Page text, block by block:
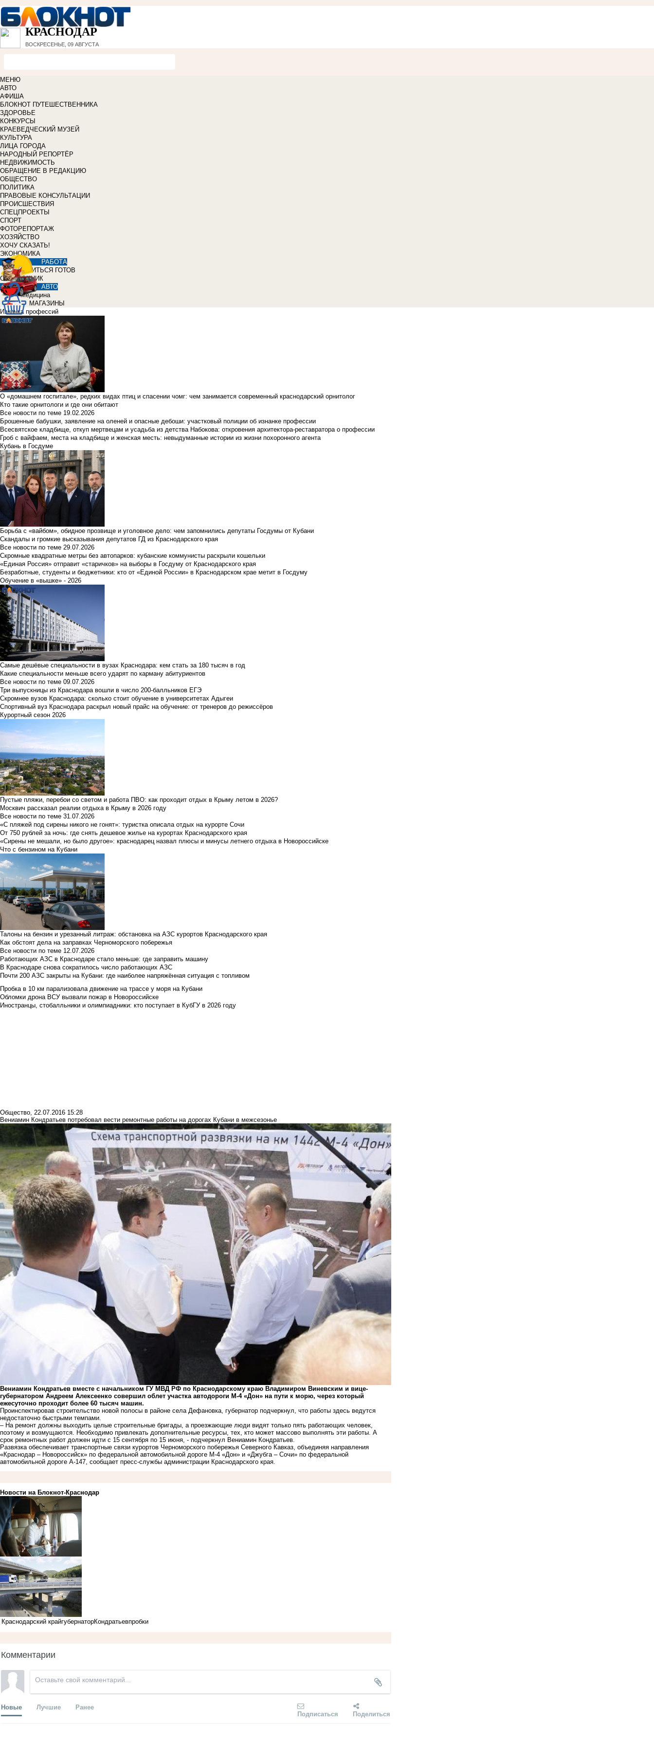
КРАСНОДАР
ВОСКРЕСЕНЬЕ, 09 АВГУСТА
МЕНЮ
АВТО
АФИША
БЛОКНОТ ПУТЕШЕСТВЕННИКА
ЗДОРОВЬЕ
КОНКУРСЫ
КРАЕВЕДЧЕСКИЙ МУЗЕЙ
КУЛЬТУРА
ЛИЦА ГОРОДА
НАРОДНЫЙ РЕПОРТЁР
НЕДВИЖИМОСТЬ
ОБРАЩЕНИЕ В РЕДАКЦИЮ
ОБЩЕСТВО
ПОЛИТИКА
ПРАВОВЫЕ КОНСУЛЬТАЦИИ
ПРОИСШЕСТВИЯ
СПЕЦПРОЕКТЫ
СПОРТ
ФОТОРЕПОРТАЖ
ХОЗЯЙСТВО
ХОЧУ СКАЗАТЬ!
ЭКОНОМИКА
РАБОТА
УЧИТЬСЯ ГОТОВ
СПРАВОЧНИК
АВТО
Медицина
МАГАЗИНЫ
Изнанка профессий
О «домашнем госпитале», редких видах птиц и спасении чомг: чем занимается современный краснодарский орнитолог
Кто такие орнитологи и где они обитают
Все новости по теме 19.02.2026
Брошенные бабушки, заявление на оленей и опасные дебоши: участковый полиции об изнанке профессии
Всесвятское кладбище, откуп мертвецам и усадьба из детства Набокова: откровения архитектора-реставратора о профессии
Гроб с вайфаем, места на кладбище и женская месть: невыдуманные истории из жизни похоронного агента
Кубань в Госдуме
Борьба с «вайбом», обидное прозвище и уголовное дело: чем запомнились депутаты Госдумы от Кубани
Скандалы и громкие высказывания депутатов ГД из Краснодарского края
Все новости по теме 29.07.2026
Скромные квадратные метры без автопарков: кубанские коммунисты раскрыли кошельки
«Единая Россия» отправит «старичков» на выборы в Госдуму от Краснодарского края
Безработные, студенты и бюджетники: кто от «Единой России» в Краснодарском крае метит в Госдуму
Обучение в «вышке» - 2026
Самые дешёвые специальности в вузах Краснодара: кем стать за 180 тысяч в год
Какие специальности меньше всего ударят по карману абитуриентов
Все новости по теме 09.07.2026
Три выпускницы из Краснодара вошли в число 200-балльников ЕГЭ
Скромнее вузов Краснодара: сколько стоит обучение в университетах Адыгеи
Спортивный вуз Краснодара раскрыл новый прайс на обучение: от тренеров до режиссёров
Курортный сезон 2026
Пустые пляжи, перебои со светом и работа ПВО: как проходит отдых в Крыму летом в 2026?
Москвич рассказал реалии отдыха в Крыму в 2026 году
Все новости по теме 31.07.2026
«С пляжей под сирены никого не гонят»: туристка описала отдых на курорте Сочи
От 750 рублей за ночь: где снять дешевое жилье на курортах Краснодарского края
«Сирены не мешали, но было другое»: краснодарец назвал плюсы и минусы летнего отдыха в Новороссийске
Что с бензином на Кубани
Талоны на бензин и урезанный литраж: обстановка на АЗС курортов Краснодарского края
Как обстоят дела на заправках Черноморского побережья
Все новости по теме 12.07.2026
Работающих АЗС в Краснодаре стало меньше: где заправить машину
В Краснодаре снова сократилось число работающих АЗС
Почти 200 АЗС закрыты на Кубани: где наиболее напряжённая ситуация с топливом
Пробка в 10 км парализовала движение на трассе у моря на Кубани
Обломки дрона ВСУ вызвали пожар в Новороссийске
Иностранцы, стобалльники и олимпиадники: кто поступает в КубГУ в 2026 году
Общество, 22.07.2016 15:28
Вениамин Кондратьев потребовал вести ремонтные работы на дорогах Кубани в межсезонье
Вениамин Кондратьев вместе с начальником ГУ МВД РФ по Краснодарскому краю Владимиром Виневским и вице-
губернатором Андреем Алексеенко совершил облет участка автодороги М-4 «Дон» на пути к морю, через который
ежесуточно проходит более 60 тысяч машин.
Проинспектировав строительство новой полосы в районе села Дефановка, губернатор подчеркнул, что работы здесь ведутся
недостаточно быстрыми темпами.
– На ремонт должны выходить целые строительные бригады, а проезжающие люди видят только пять работающих человек,
поэтому и возмущаются. Необходимо привлекать дополнительные ресурсы, тех, кто может массово выполнять эти работы. А
срок ремонтных работ должен идти с 15 сентября по 15 июня, - подчеркнул Вениамин Кондратьев.
Развязка обеспечивает транспортные связи курортов Черноморского побережья Северного Кавказ, объединяя направления
«Краснодар – Новороссийск» по федеральной автомобильной дороге М-4 «Дон» и «Джубга – Сочи» по федеральной
автомобильной дороге А-147, сообщает пресс-службы администрации Краснодарского края.
Новости на Блoкнoт-Краснодар
Краснодарский крайгубернаторКондратьевпробки
Комментарии
Новые Лучшие Ранее
Подписаться Поделиться